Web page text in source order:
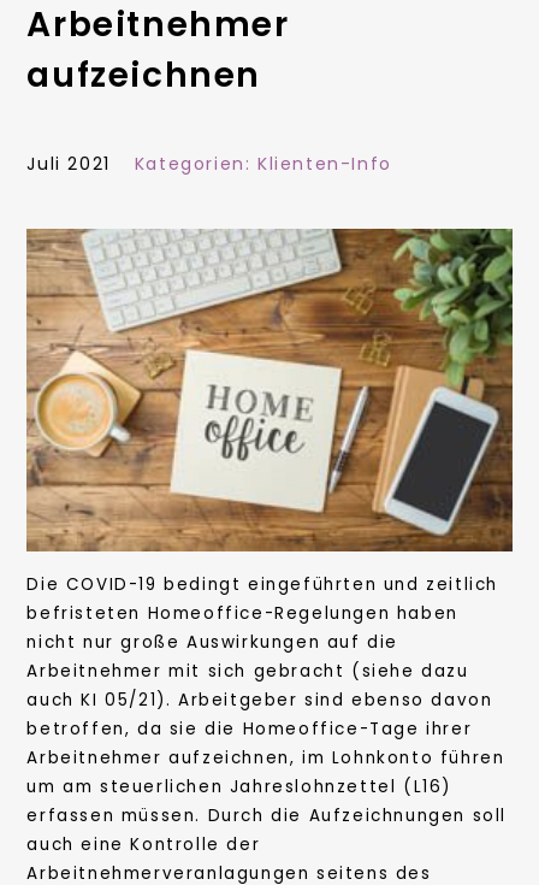
Arbeitnehmer
aufzeichnen
Juli 2021 Kategorien: Klienten-Info
Die COVID-19 bedingt eingeführten und zeitlich
befristeten Homeoffice-Regelungen haben
nicht nur große Auswirkungen auf die
Arbeitnehmer mit sich gebracht (siehe dazu
auch KI 05/21). Arbeitgeber sind ebenso davon
betroffen, da sie die Homeoffice-Tage ihrer
Arbeitnehmer aufzeichnen, im Lohnkonto führen
um am steuerlichen Jahreslohnzettel (L16)
erfassen müssen. Durch die Aufzeichnungen soll
auch eine Kontrolle der
Arbeitnehmerveranlagungen seitens des